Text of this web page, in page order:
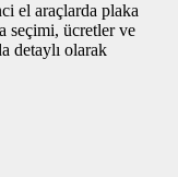
el araçlarda plaka
seçimi, ücretler ve
detaylı olarak